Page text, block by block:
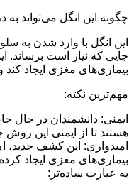
چگونه این انگل می‌تواند
این انگل با وارد شدن به
جایی که نیاز است برساند.
بیماری‌های مغزی ایجاد کند
مهم‌ترین نکته:
ایمنی: دانشمندان در حال
هستند تا از ایمنی این روش
امیدواری: این کشف جدید،
بیماری‌های مغزی ایجاد
به عبارت ساده‌تر: